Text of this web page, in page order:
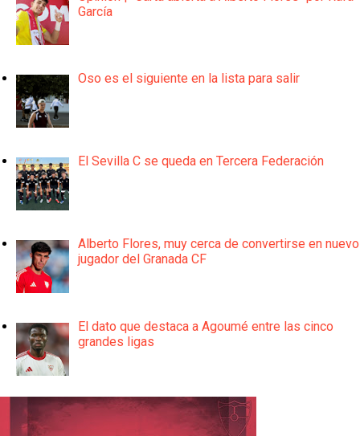
García
Oso es el siguiente en la lista para salir
El Sevilla C se queda en Tercera Federación
Alberto Flores, muy cerca de convertirse en nuevo
jugador del Granada CF
El dato que destaca a Agoumé entre las cinco
grandes ligas